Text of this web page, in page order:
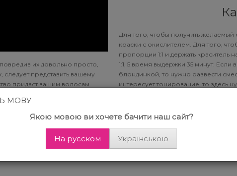
их довольно просто,
представить вашему
придаст вашим волосам
ваши волосы засияют
и широкую цветовую палитру,
которых вы не только
не оставляет следов на
Для того, чтобы получить
краски с окислителем. Для того,
пропорции 1:1 и держать краситель
1:1, 5 время выдержки 35 минут. Если
блондинкой, то нужно развести
интересует тонирование, то здесь
желаемого оттенка. Помните,
всей длине. В случае если вы
рекомендуется использовать
продается в удобном тюбике,
Окислительная эмульсия
МОВУ
Якою мовою ви хочете бачити наш сайт?
На русском Українською